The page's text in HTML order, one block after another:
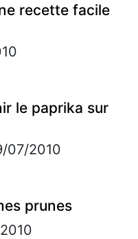
recette facile
le paprika sur
07/2010
prunes